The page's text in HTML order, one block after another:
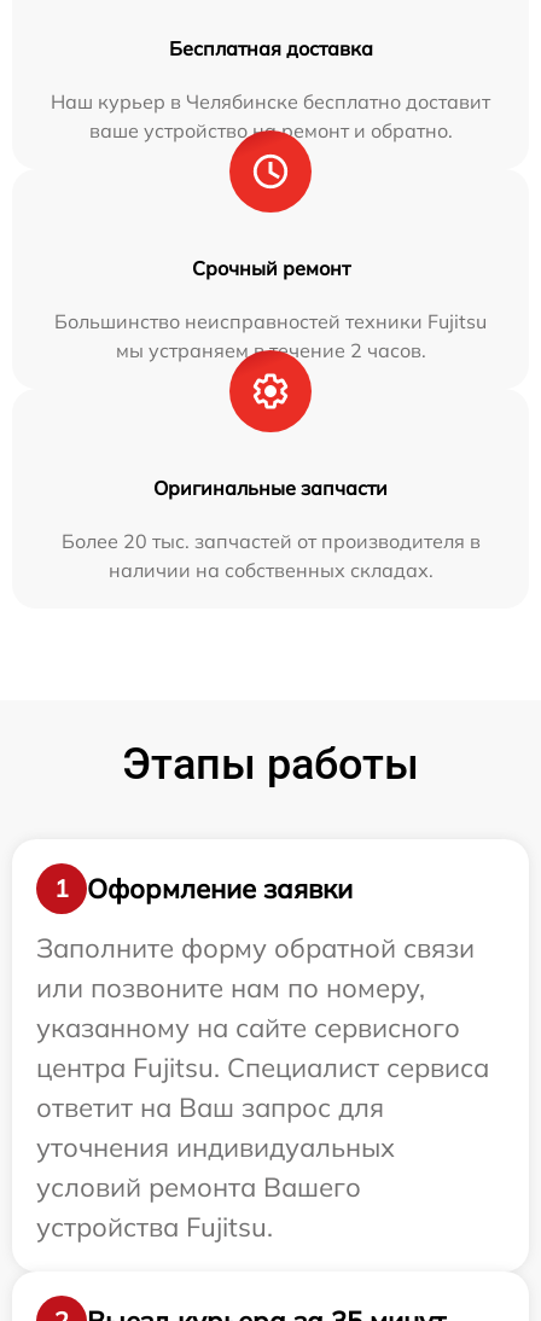
Бесплатная доставка
Наш курьер в Челябинске бесплатно доставит
ваше устройство на ремонт и обратно.
Срочный ремонт
Большинство неисправностей техники Fujitsu
мы устраняем в течение 2 часов.
Оригинальные запчасти
Более 20 тыс. запчастей от производителя в
наличии на собственных складах.
Этапы работы
1
Оформление заявки
Заполните форму обратной связи
или позвоните нам по номеру,
указанному на сайте сервисного
центра Fujitsu. Специалист сервиса
ответит на Ваш запрос для
уточнения индивидуальных
условий ремонта Вашего
устройства Fujitsu.